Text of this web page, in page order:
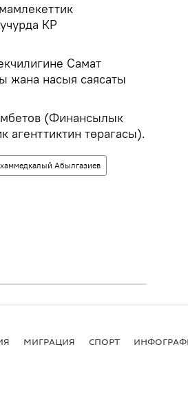
КР
Самат
жана насыя саясаты
(Финансылык
агенттиктин төрагасы).
Абылгазиев
МИГРАЦИЯ СПОРТ